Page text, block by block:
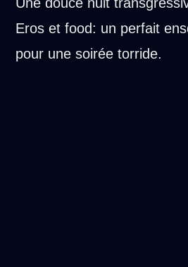
Eros et food: un perfait
pour une soirée torride.